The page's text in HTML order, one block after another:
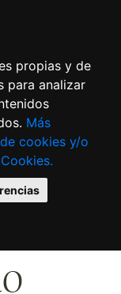
propias y de
para analizar
Más
cookies y/o